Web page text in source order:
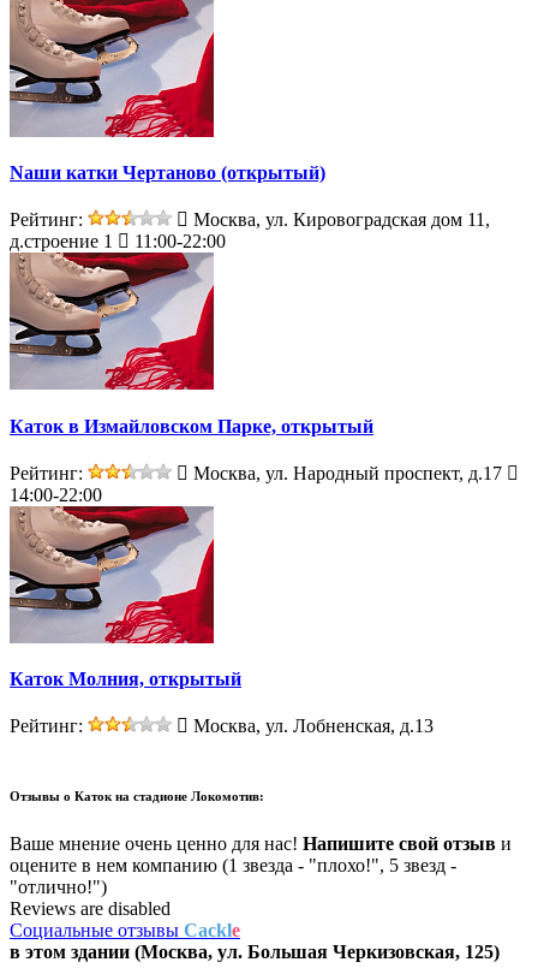
Nаши катки Чертаново (открытый)
Рейтинг:
Москва, ул. Кировоградская дом 11,
д.строение 1
11:00-22:00
Каток в Измайловском Парке, открытый
Рейтинг:
Москва, ул. Народный проспект, д.17
14:00-22:00
Каток Молния, открытый
Рейтинг: Москва, ул. Лобненская, д.13
Отзывы о Каток на стадионе Локомотив:
Ваше мнение очень ценно для нас! Напишите свой отзыв и
оцените в нем компанию (1 звезда - "плохо!", 5 звезд -
"отлично!")
Reviews are disabled
Социальные отзывы Cackle
в этом здании (Москва, ул. Большая Черкизовская, 125)